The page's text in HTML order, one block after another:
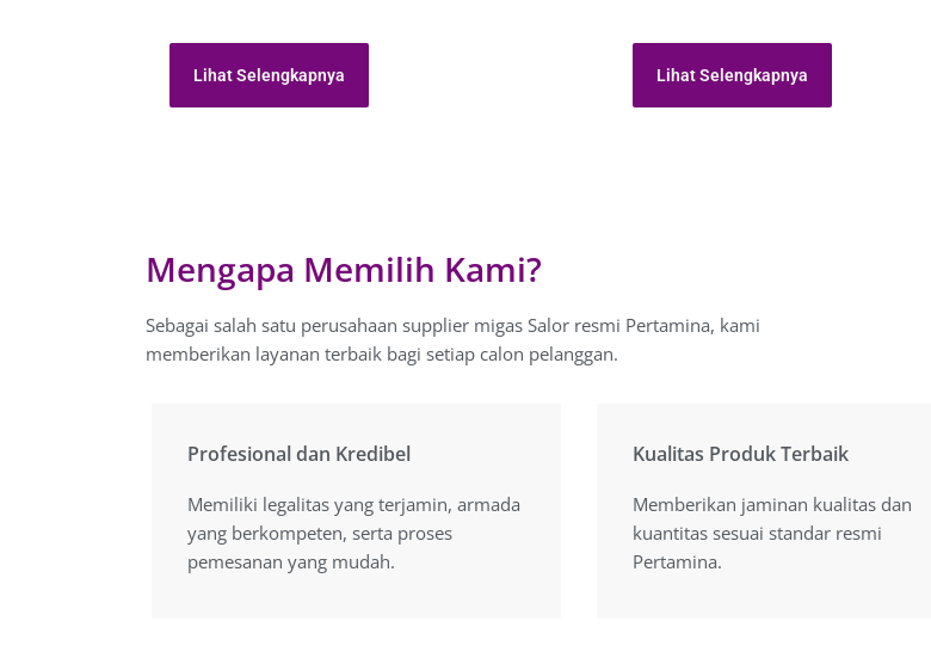
Lihat Selengkapnya Lihat Selengkapnya
Mengapa Memilih Kami?
Sebagai salah satu perusahaan supplier migas Salor resmi Pertamina, kami
memberikan layanan terbaik bagi setiap calon pelanggan.
Profesional dan Kredibel
Memiliki legalitas yang terjamin, armada
yang berkompeten, serta proses
pemesanan yang mudah.
Profesional dan Kredibel
Memiliki legalitas yang terjamin, armada
yang berkompeten, serta proses
pemesanan yang mudah.
Kualitas Produk Terbaik
Memberikan jaminan kualitas dan
kuantitas sesuai standar resmi
Pertamina.
Kualitas Produk Terbaik
Memberikan jaminan kualitas dan
kuantitas sesuai standart resmi
Pertamina.